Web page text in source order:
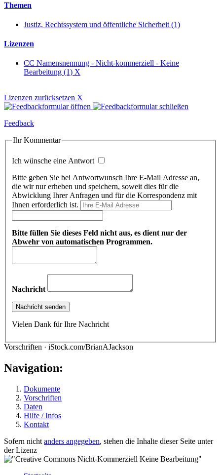
Themen
Justiz, Rechtssystem und öffentliche Sicherheit (1)
Lizenzen
CC Namensnennung - Nicht-kommerziell - Keine
Bearbeitung (1) X
Lizenzen zurücksetzen X
Feedback
Ihr Kommentar
Ich wünsche eine Antwort
Bitte geben Sie bei Antwortwunsch Ihre E-Mail Adresse an,
die wir nur erheben und speichern, soweit dies für die
Abwicklung Ihrer Anfragen und für die Korrespondenz mit
Ihnen erforderlich ist.
Bitte füllen Sie dieses Feld nicht aus, es dient nur der
Abwehr von automatischen Programmen.
Nachricht
Vielen Dank für Ihre Nachricht
Vorschriften · iStock.com/BrianAJackson
Navigation:
Dokumente
Vorschriften
Daten
Hilfe / Infos
Kontakt
Sofern nicht anders angegeben, stehen die Inhalte dieser Seite unter
der Lizenz